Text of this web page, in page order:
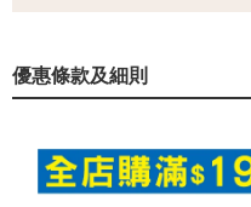
優惠條款及細則